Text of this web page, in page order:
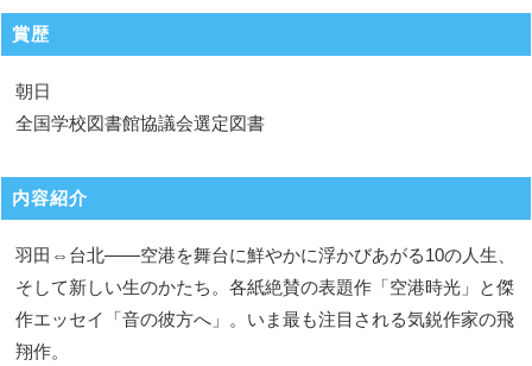
賞歴
朝日
全国学校図書館協議会選定図書
内容紹介
羽田⇔台北――空港を舞台に鮮やかに浮かびあがる10の人生、
そして新しい生のかたち。各紙絶賛の表題作「空港時光」と傑
作エッセイ「音の彼方へ」。いま最も注目される気鋭作家の飛
翔作。